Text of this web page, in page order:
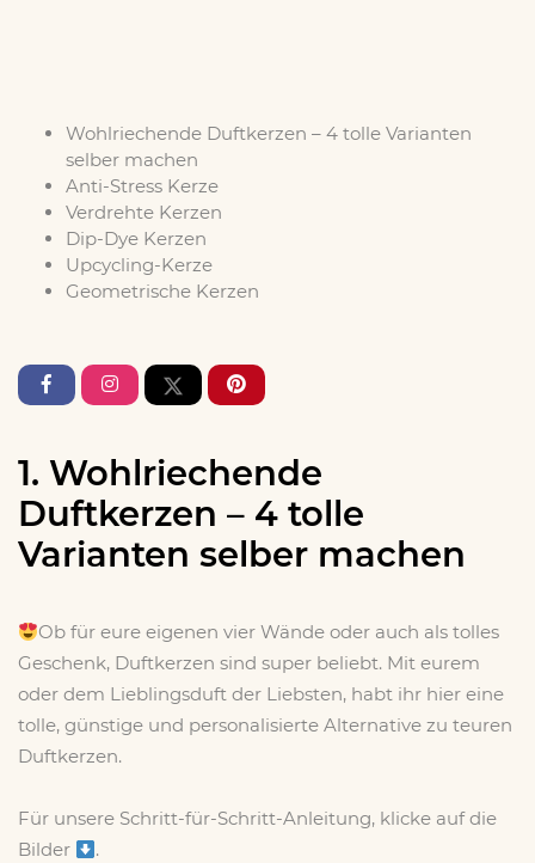
Wohlriechende Duftkerzen – 4 tolle Varianten
selber machen
Anti-Stress Kerze
Verdrehte Kerzen
Dip-Dye Kerzen
Upcycling-Kerze
Geometrische Kerzen
1. Wohlriechende
Duftkerzen – 4 tolle
Varianten selber machen
Ob für eure eigenen vier Wände oder auch als tolles
Geschenk, Duftkerzen sind super beliebt. Mit eurem
oder dem Lieblingsduft der Liebsten, habt ihr hier eine
tolle, günstige und personalisierte Alternative zu teuren
Duftkerzen.
Für unsere Schritt-für-Schritt-Anleitung, klicke auf die
Bilder
.